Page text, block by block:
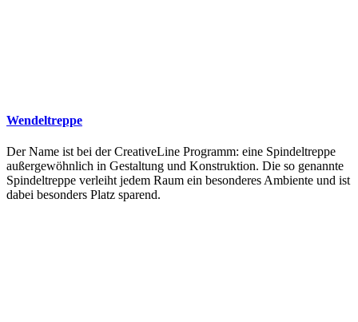
Wendeltreppe
Der Name ist bei der CreativeLine Programm: eine Spindeltreppe
außergewöhnlich in Gestaltung und Konstruktion. Die so genannte
Spindeltreppe verleiht jedem Raum ein besonderes Ambiente und ist
dabei besonders Platz sparend.